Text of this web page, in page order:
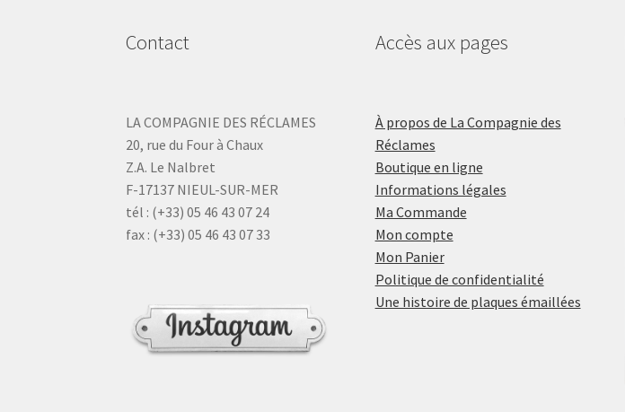
Contact
LA COMPAGNIE DES RÉCLAMES
20, rue du Four à Chaux
Z.A. Le Nalbret
F-17137 NIEUL-SUR-MER
tél : (+33) 05 46 43 07 24
fax : (+33) 05 46 43 07 33
Accès aux pages
À propos de La Compagnie des
Réclames
Boutique en ligne
Informations légales
Ma Commande
Mon compte
Mon Panier
Politique de confidentialité
Une histoire de plaques émaillées